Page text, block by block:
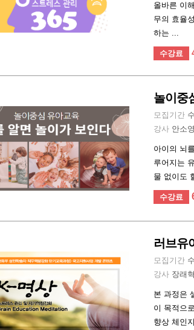
올바른 이
무의 효율
하는 ...
수강료
놀이중
모집기간
강사 안소영
아이의 뇌
루어지는
물 없이도
수강료
러브유
모집기간
강사 장래혁
본 과정은
이 목적으
향상 체인